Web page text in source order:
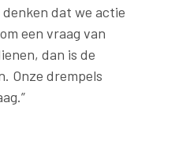
denken dat we actie
een vraag van
dan is de
Onze drempels